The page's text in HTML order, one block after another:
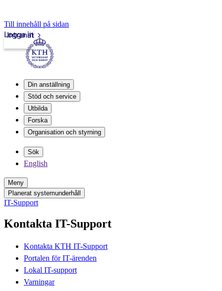
Till innehåll på sidan
Intranät
Logga in
Din anställning
Stöd och service
Utbilda
Forska
Organisation och styrning
Sök
English
Meny
Planerat systemunderhåll
IT-Support
Kontakta IT-Support
Kontakta KTH IT-Support
Portalen för IT-ärenden
Lokal IT-support
Varningar